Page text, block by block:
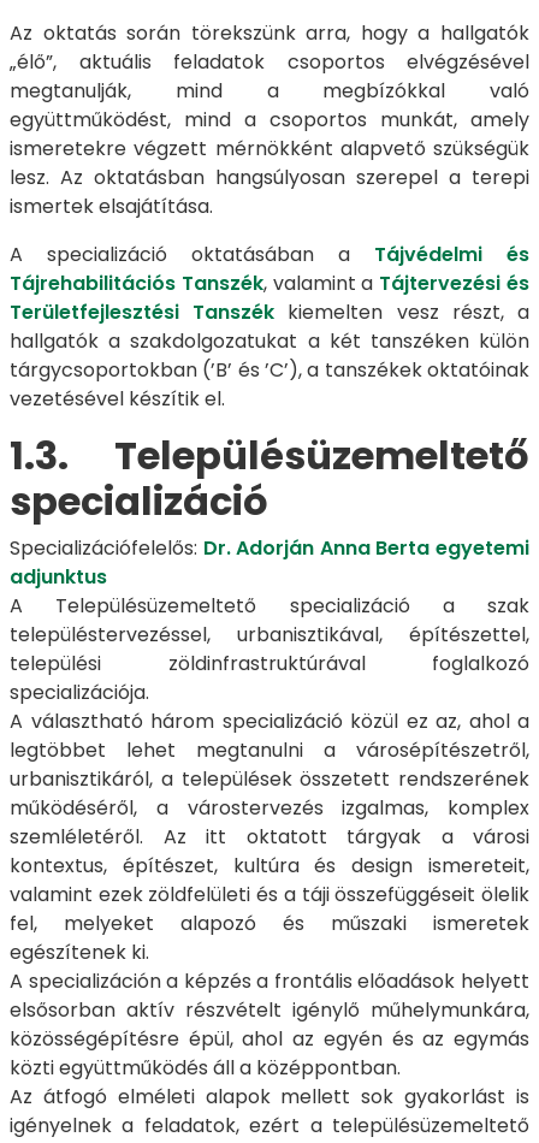
Az oktatás során törekszünk arra, hogy a hallgatók
„élő”, aktuális feladatok csoportos elvégzésével
megtanulják, mind a megbízókkal való
együttműködést, mind a csoportos munkát, amely
ismeretekre végzett mérnökként alapvető szükségük
lesz. Az oktatásban hangsúlyosan szerepel a terepi
ismertek elsajátítása.
A specializáció oktatásában a Tájvédelmi és
Tájrehabilitációs Tanszék, valamint a Tájtervezési és
Területfejlesztési Tanszék kiemelten vesz részt, a
hallgatók a szakdolgozatukat a két tanszéken külön
tárgycsoportokban (’B’ és ’C’), a tanszékek oktatóinak
vezetésével készítik el.
1.3. Településüzemeltető
specializáció
Specializációfelelős: Dr. Adorján Anna Berta egyetemi
adjunktus
A Településüzemeltető specializáció a szak
településtervezéssel, urbanisztikával, építészettel,
települési zöldinfrastruktúrával foglalkozó
specializációja.
A választható három specializáció közül ez az, ahol a
legtöbbet lehet megtanulni a városépítészetről,
urbanisztikáról, a települések összetett rendszerének
működéséről, a várostervezés izgalmas, komplex
szemléletéről. Az itt oktatott tárgyak a városi
kontextus, építészet, kultúra és design ismereteit,
valamint ezek zöldfelületi és a táji összefüggéseit ölelik
fel, melyeket alapozó és műszaki ismeretek
egészítenek ki.
A specializáción a képzés a frontális előadások helyett
elsősorban aktív részvételt igénylő műhelymunkára,
közösségépítésre épül, ahol az egyén és az egymás
közti együttműködés áll a középpontban.
Az átfogó elméleti alapok mellett sok gyakorlást is
igényelnek a feladatok, ezért a településüzemeltető